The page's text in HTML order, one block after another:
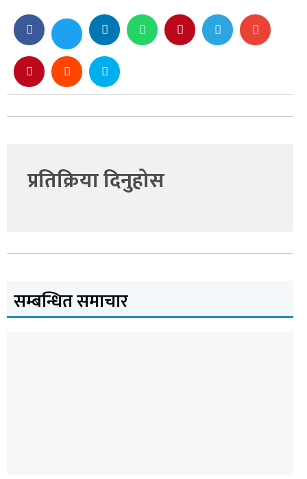
प्रतिक्रिया दिनुहोस
सम्बन्धित समाचार